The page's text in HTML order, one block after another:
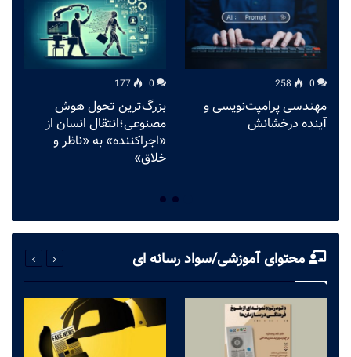
0
258
مهندسی پرامپت‌نویسی و
آینده درخشانش
0
177
بزرگ‌ترین تحول هوش
مصنوعی؛انتقال انسان از
«اجراکننده» به «ناظر و
خلاق»
محتوای آموزشی/سواد رسانه ای